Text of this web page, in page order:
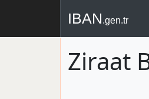
IBAN.gen.tr
Ziraat